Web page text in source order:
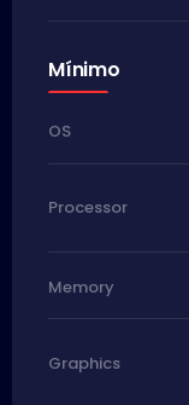
Mínimo
OS
Processor
Memory
Graphics